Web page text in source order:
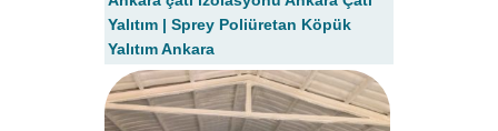
Yalıtım | Sprey Poliüretan Köpük
Yalıtım Ankara